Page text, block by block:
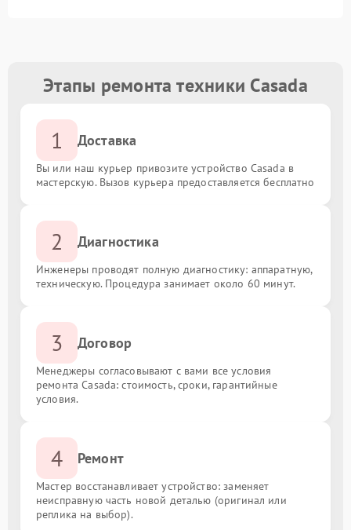
Этапы ремонта техники Casada
1 Доставка
Вы или наш курьер привозите устройство Casada в
мастерскую. Вызов курьера предоставляется бесплатно
2 Диагностика
Инженеры проводят полную диагностику: аппаратную,
техническую. Процедура занимает около 60 минут.
3 Договор
Менеджеры согласовывают с вами все условия
ремонта Casada: стоимость, сроки, гарантийные
условия.
4 Ремонт
Мастер восстанавливает устройство: заменяет
неисправную часть новой деталью (оригинал или
реплика на выбор).